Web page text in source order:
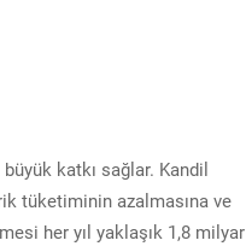
katkı sağlar. Kandil
tüketiminin azalmasına ve
her yıl yaklaşık 1,8 milyar